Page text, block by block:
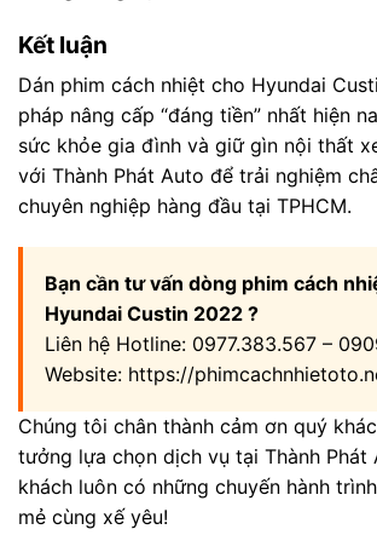
Kết luận
Dán phim cách nhiệt cho Hyundai
pháp nâng cấp “đáng tiền” nhất hiện
sức khỏe gia đình và giữ gìn nội thất
với Thành Phát Auto để trải nghiệm
chuyên nghiệp hàng đầu tại TPHCM.
Bạn cần tư vấn dòng phim cách
Hyundai Custin 2022 ?
Liên hệ Hotline: 0977.383.567 –
Website: https://
Chúng tôi chân thành cảm ơn quý
tưởng lựa chọn dịch vụ tại Thành Phát
khách luôn có những chuyến hành
mẻ cùng xế yêu!